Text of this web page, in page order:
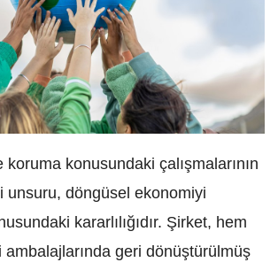
koruma konusundaki çalışmalarının
unsuru, döngüsel ekonomiyi
kararlılığıdır. Şirket, hem
geri dönüştürülmüş